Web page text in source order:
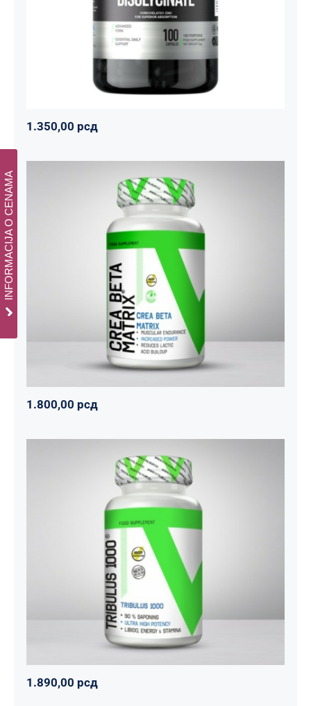
1.350,00рсд
1.350,00 рсд
CREA BETA MATRIX
Napumpanko Svi proizvodi
1.800,00 рсд
1.800,00 рсд
Tribulus 1000
Svi proizvodi Vitalikum
1.890,00 рсд
1.890,00 рсд
INFORMACIJA O CENAMA